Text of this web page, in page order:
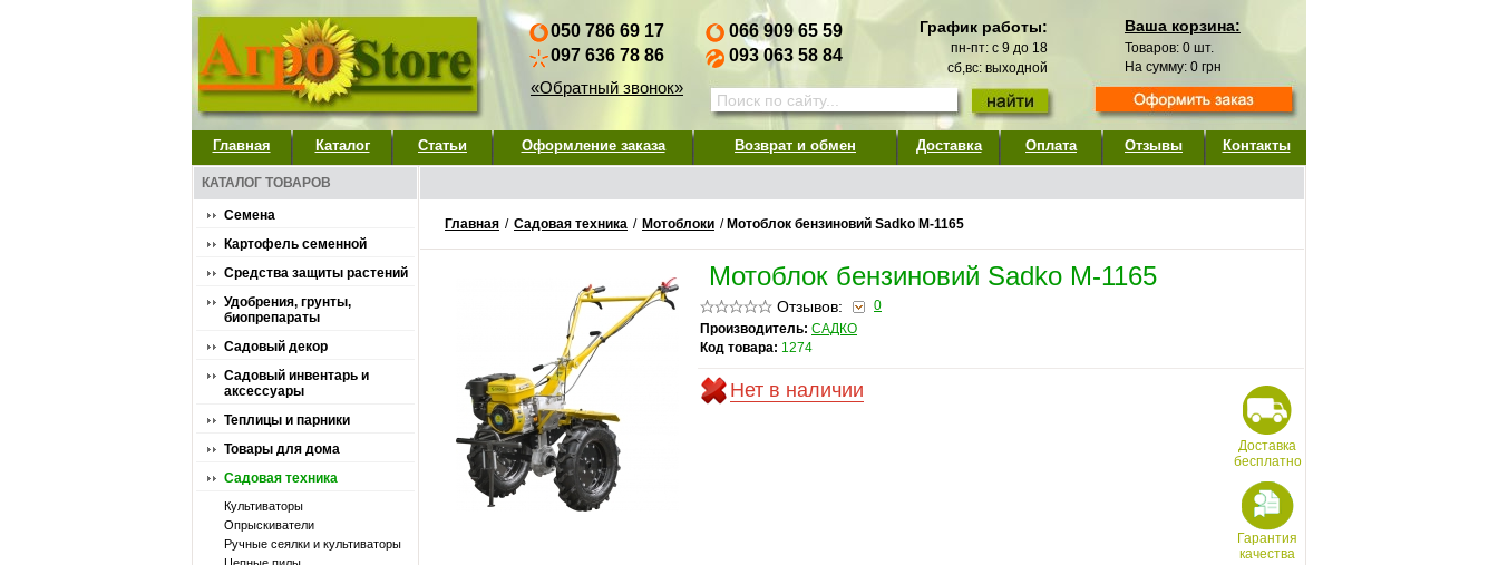
050 786 69 17
097 636 78 86
«Обратный звонок»
066 909 65 59
093 063 58 84
График работы:
пн-пт: с 9 до 18
сб,вс: выходной
Ваша корзина:
Товаров: 0 шт.
На сумму: 0 грн
Главная Каталог Статьи Оформление заказа Возврат и обмен Доставка Оплата Отзывы Контакты
КАТАЛОГ ТОВАРОВ
Семена
Картофель семенной
Средства защиты растений
Удобрения, грунты,
биопрепараты
Садовый декор
Садовый инвентарь и
аксессуары
Теплицы и парники
Товары для дома
Садовая техника
Культиваторы
Опрыскиватели
Ручные сеялки и культиваторы
Главная / Садовая техника / Мотоблоки / Мотоблок бензиновий Sadko M-1165
Мотоблок бензиновий Sadko M-1165
Отзывов:
0
Производитель: САДКО
Код товара: 1274
Нет в наличии
Доставка
бесплатно
Гарантия
качества